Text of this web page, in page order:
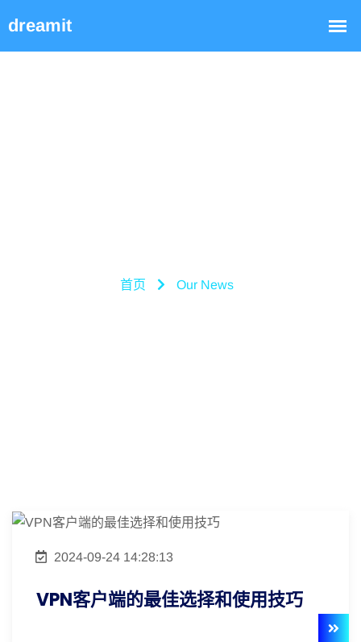
首页 Our News
2024-09-24 14:28:13
VPN客户端的最佳选择和使用技巧